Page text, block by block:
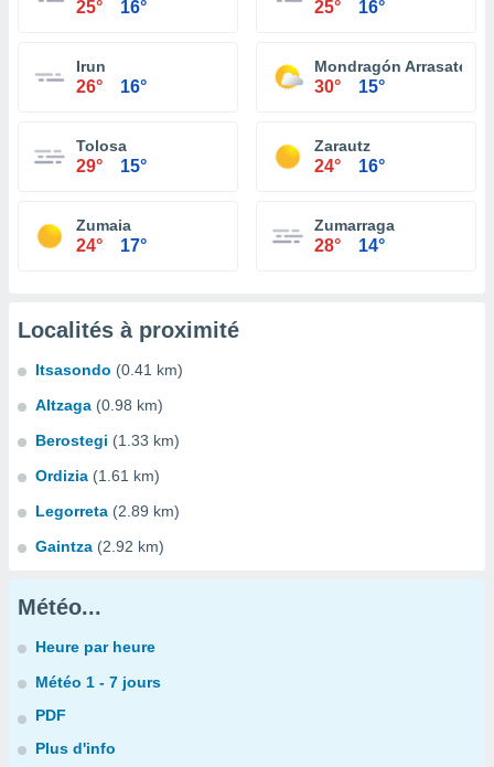
25° 16° 25° 16°
Irun
26° 16°
Mondragón Arrasate
30° 15°
Tolosa
29° 15°
Zarautz
24° 16°
Zumaia
24° 17°
Zumarraga
28° 14°
Localités à proximité
Itsasondo (0.41 km)
Altzaga (0.98 km)
Berostegi (1.33 km)
Ordizia (1.61 km)
Legorreta (2.89 km)
Gaintza (2.92 km)
Météo...
Heure par heure
Météo 1 - 7 jours
PDF
Plus d'info